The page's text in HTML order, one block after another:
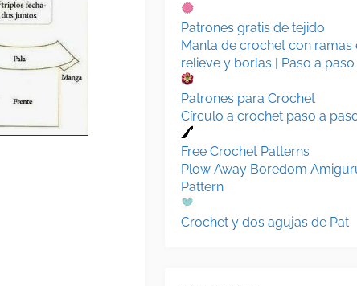
Patrones gratis de tejido
Manta de crochet con ramas
relieve y borlas | Paso a paso
Patrones para Crochet
Círculo a crochet paso a
Free Crochet Patterns
Plow Away Boredom
Pattern
Crochet y dos agujas de Pat